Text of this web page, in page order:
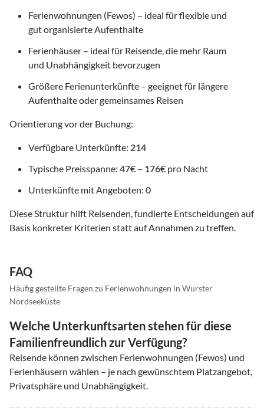
Ferienwohnungen (Fewos) – ideal für flexible und
gut organisierte Aufenthalte
Ferienhäuser – ideal für Reisende, die mehr Raum
und Unabhängigkeit bevorzugen
Größere Ferienunterkünfte – geeignet für längere
Aufenthalte oder gemeinsames Reisen
Orientierung vor der Buchung:
Verfügbare Unterkünfte: 214
Typische Preisspanne: 47€ – 176€ pro Nacht
Unterkünfte mit Angeboten: 0
Diese Struktur hilft Reisenden, fundierte Entscheidungen auf
Basis konkreter Kriterien statt auf Annahmen zu treffen.
FAQ
Häufig gestellte Fragen zu Ferienwohnungen in Wurster
Nordseeküste
Welche Unterkunftsarten stehen für diese
Familienfreundlich zur Verfügung?
Reisende können zwischen Ferienwohnungen (Fewos) und
Ferienhäusern wählen – je nach gewünschtem Platzangebot,
Privatsphäre und Unabhängigkeit.